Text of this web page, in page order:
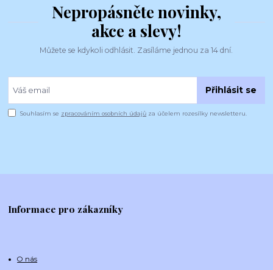
Nepropásněte novinky,
akce a slevy!
Můžete se kdykoli odhlásit. Zasíláme jednou za 14 dní.
Přihlásit se
Souhlasím se zpracováním osobních údajů za účelem rozesílky newsletteru.
Informace pro zákazníky
O nás